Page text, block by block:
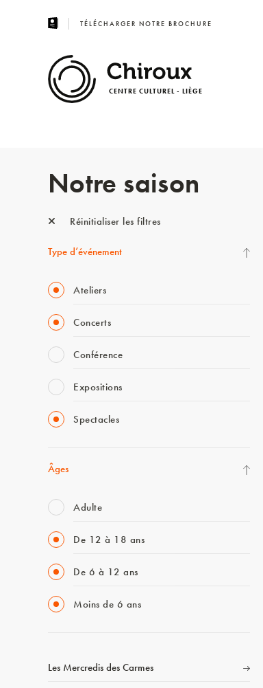
TÉLÉCHARGER NOTRE BROCHURE
CENTRE CULTUREL - LIÈGE
Notre saison
Réinitialiser les filtres
Type d’événement
Ateliers
Concerts
Conférence
Expositions
Spectacles
Âges
Adulte
De 12 à 18 ans
De 6 à 12 ans
Moins de 6 ans
Les Mercredis des Carmes